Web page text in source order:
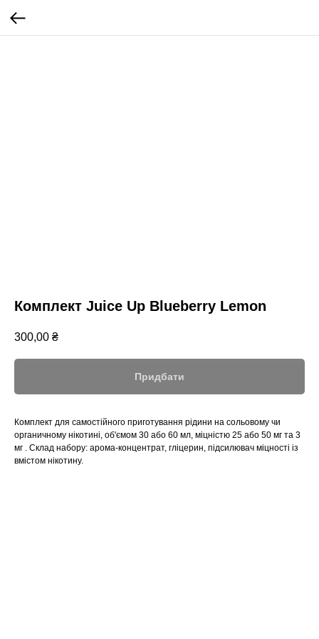
Комплект Juice Up Blueberry Lemon
300,00 ₴
Придбати
Комплект для самостійного приготування рідини на сольовому чи
органичному нікотині, об'ємом 30 або 60 мл, міцністю 25 або 50 мг та 3
мг . Склад набору: арома-концентрат, гліцерин, підсилювач міцності із
вмістом нікотину.